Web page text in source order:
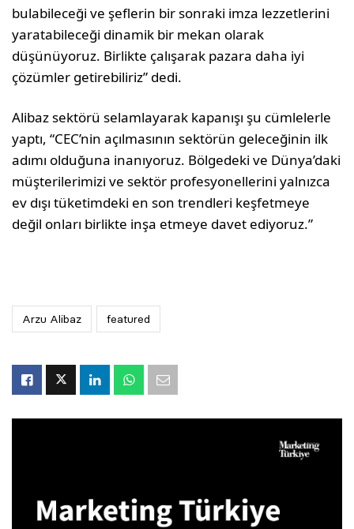
bulabileceği ve şeflerin bir sonraki imza lezzetlerini
yaratabileceği dinamik bir mekan olarak
düşünüyoruz. Birlikte çalışarak pazara daha iyi
çözümler getirebiliriz” dedi.
Alibaz sektörü selamlayarak kapanışı şu cümlelerle
yaptı, “CEC’nin açılmasının sektörün geleceğinin ilk
adımı olduğuna inanıyoruz. Bölgedeki ve Dünya’daki
müşterilerimizi ve sektör profesyonellerini yalnızca
ev dışı tüketimdeki en son trendleri keşfetmeye
değil onları birlikte inşa etmeye davet ediyoruz.”
Arzu Alibaz featured